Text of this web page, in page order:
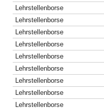
Lehrstellenborse
Lehrstellenborse
Lehrstellenborse
Lehrstellenborse
Lehrstellenborse
Lehrstellenborse
Lehrstellenborse
Lehrstellenborse
Lehrstellenborse